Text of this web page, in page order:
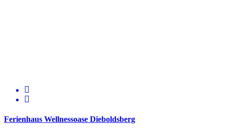
Ferienhaus Wellnessoase Dieboldsberg